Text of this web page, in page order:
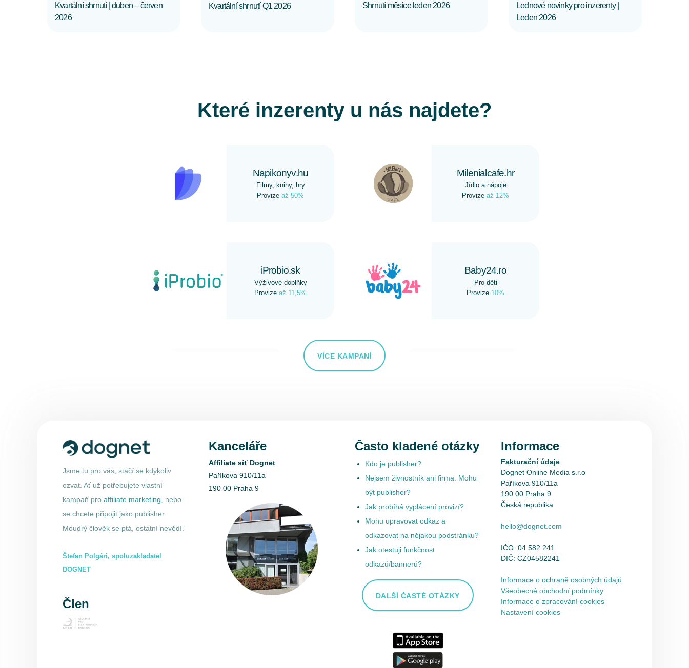
Kvartální shrnutí | duben – červen
2026
Kvartální shrnutí Q1 2026 Shrnutí měsíce leden 2026
Lednové novinky pro inzerenty |
Leden 2026
Které inzerenty u nás najdete?
Napikonyv.hu
Filmy, knihy, hry
Provize až 50%
Milenialcafe.hr
Jídlo a nápoje
Provize až 12%
iProbio.sk
Výživové doplňky
Provize až 11,5%
Baby24.ro
Pro děti
Provize 10%
VÍCE KAMPANÍ
Jsme tu pro vás, stačí se kdykoliv
ozvat. Ať už potřebujete vlastní
kampaň pro affiliate marketing, nebo
se chcete připojit jako publisher.
Moudrý člověk se ptá, ostatní nevědí.
Štefan Polgári, spoluzakladatel
DOGNET
Člen
Kanceláře
Affiliate síť Dognet
Paříkova 910/11a
190 00 Praha 9
Často kladené otázky
Kdo je publisher?
Nejsem živnostník ani firma. Mohu
být publisher?
Jak probíhá vyplácení provizí?
Mohu upravovat odkaz a
odkazovat na nějakou podstránku?
Jak otestuji funkčnost
odkazů/bannerů?
DALŠÍ ČASTÉ OTÁZKY
Informace
Fakturační údaje
Dognet Online Media s.r.o
Paříkova 910/11a
190 00 Praha 9
Česká republika
hello@dognet.com
IČO: 04 582 241
DIČ: CZ04582241
Informace o ochraně osobných údajů
Všeobecné obchodní podmínky
Informace o zpracování cookies
Nastavení cookies